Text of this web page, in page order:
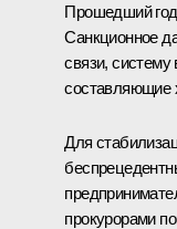
Прошедший
Санкционное
связи, систему
составляющие
Для
прокурорами